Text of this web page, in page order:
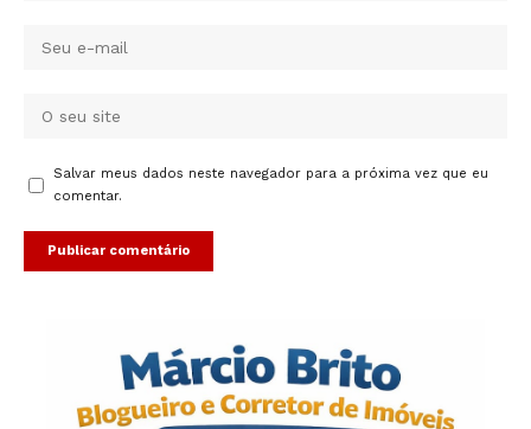
Salvar meus dados neste navegador para a próxima vez que eu
comentar.